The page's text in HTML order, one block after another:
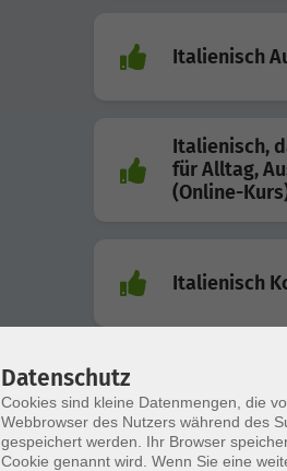
Italienisch
Italienisch,
für Alltag,
(Online-
Italienisch
Datenschutz
Cookies sind kleine Datenmengen, die
Webbrowser des Nutzers während des
gespeichert werden. Ihr Browser
Cookie genannt wird. Wenn Sie eine